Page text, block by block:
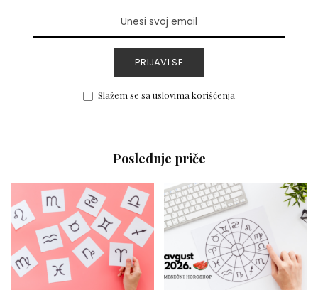
PRIJAVI SE
Slažem se sa uslovima korišćenja
Poslednje priče